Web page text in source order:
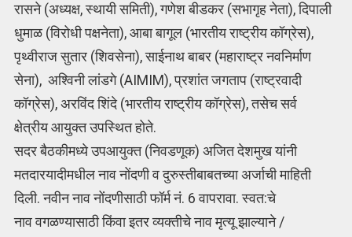
रासने (अध्यक्ष, स्थायी समिती), गणेश बीडकर (सभागृह नेता), दिपाली
धुमाळ (विरोधी पक्षनेता), आबा बागूल (भारतीय राष्ट्रीय कॉग्रेस),
पृथ्वीराज सुतार (शिवसेना), साईनाथ बाबर (महाराष्ट्र नवनिर्माण
सेना), अश्विनी लांडगे (AIMIM), प्रशांत जगताप (राष्ट्रवादी
कॉग्रेस), अरविंद शिंदे (भारतीय राष्ट्रीय कॉग्रेस), तसेच सर्व
क्षेत्रीय आयुक्त उपस्थित होते.
सदर बैठकीमध्ये उपआयुक्त (निवडणूक) अजित देशमुख यांनी
मतदारयादीमधील नाव नोंदणी व दुरुस्तीबाबतच्या अर्जाची माहिती
दिली. नवीन नाव नोंदणीसाठी फॉर्म नं. 6 वापरावा. स्वत:चे
नाव वगळण्यासाठी किंवा इतर व्यक्तीचे नाव मृत्यू झाल्याने /